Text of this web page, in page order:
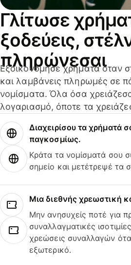
Γλίτωσε
ξοδεύεις,
πληρώνεσαι
Εξοικονόμησε χρήματα όταν
και λαμβάνεις πληρωμές σε
νομίσματα. Όλα όσα
λογαριασμό, όποτε τα
Διαχειρίσου τα χρήματά
παγκοσμίως.
Κράτα τα νομίσματά σου
σημείο και μετέτρεψέ τα
Μια διεθνής χρεωστική
Μην ανησυχείς ποτέ για
συναλλαγματικές
χρεώσεις συναλλαγών
εξωτερικό.